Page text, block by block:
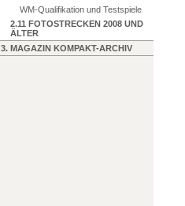
WM-Qualifikation und Testspiele
2.11 FOTOSTRECKEN 2008 UND
ÄLTER
3. MAGAZIN KOMPAKT-ARCHIV